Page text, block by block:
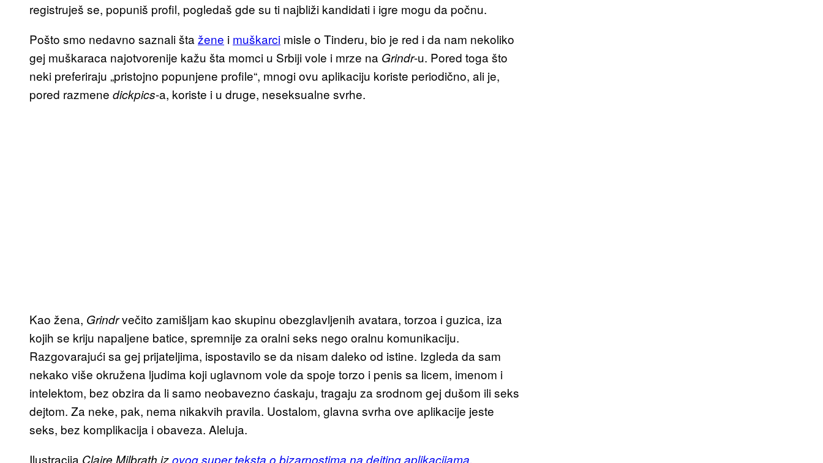
registruješ se, popuniš profil, pogledaš gde su ti najbliži kandidati i igre mogu da počnu.
Pošto smo nedavno saznali šta žene i muškarci misle o Tinderu, bio je red i da nam nekoliko
gej muškaraca najotvorenije kažu šta momci u Srbiji vole i mrze na Grindr-u. Pored toga što
neki preferiraju „pristojno popunjene profile“, mnogi ovu aplikaciju koriste periodično, ali je,
pored razmene dickpics-a, koriste i u druge, neseksualne svrhe.
Kao žena, Grindrvečito zamišljam kao skupinu obezglavljenih avatara, torzoa i guzica, iza
kojih se kriju napaljene batice, spremnije za oralni seks nego oralnu komunikaciju.
Razgovarajući sa gej prijateljima, ispostavilo se da nisam daleko od istine. Izgleda da sam
nekako više okružena ljudima koji uglavnom vole da spoje torzo i penis sa licem, imenom i
intelektom, bez obzira da li samo neobavezno ćaskaju, tragaju za srodnom gej dušom ili seks
dejtom. Za neke, pak, nema nikakvih pravila. Uostalom, glavna svrha ove aplikacije jeste
seks, bez komplikacija i obaveza. Aleluja.
Ilustracija Claire Milbrath izovog super teksta o bizarnostima na dejting aplikacijama.